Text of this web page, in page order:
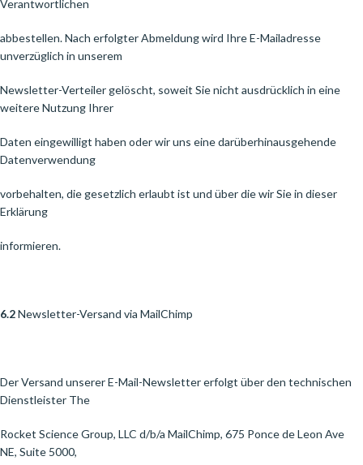
Verantwortlichen
abbestellen. Nach erfolgter Abmeldung wird Ihre E-Mailadresse
unverzüglich in unserem
Newsletter-Verteiler gelöscht, soweit Sie nicht ausdrücklich in eine
weitere Nutzung Ihrer
Daten eingewilligt haben oder wir uns eine darüberhinausgehende
Datenverwendung
vorbehalten, die gesetzlich erlaubt ist und über die wir Sie in dieser
Erklärung
informieren.
6.2Newsletter-Versand via MailChimp
Der Versand unserer E-Mail-Newsletter erfolgt über den technischen
Dienstleister The
Rocket Science Group, LLC d/b/a MailChimp, 675 Ponce de Leon Ave
NE, Suite 5000,